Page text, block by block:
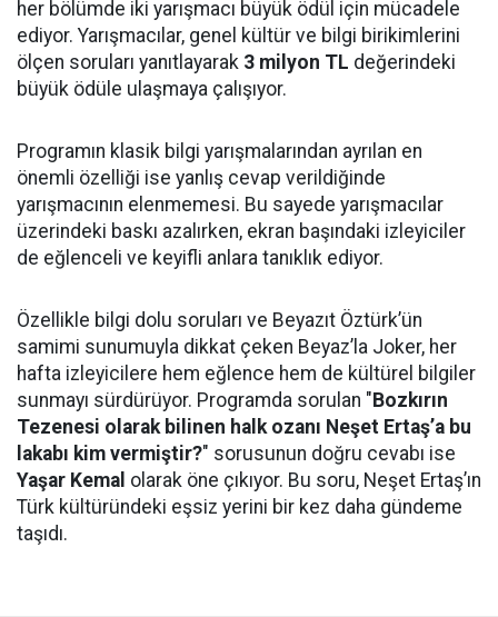
her bölümde iki yarışmacı büyük ödül için mücadele
ediyor. Yarışmacılar, genel kültür ve bilgi birikimlerini
ölçen soruları yanıtlayarak 3 milyon TL değerindeki
büyük ödüle ulaşmaya çalışıyor.
Programın klasik bilgi yarışmalarından ayrılan en
önemli özelliği ise yanlış cevap verildiğinde
yarışmacının elenmemesi. Bu sayede yarışmacılar
üzerindeki baskı azalırken, ekran başındaki izleyiciler
de eğlenceli ve keyifli anlara tanıklık ediyor.
Özellikle bilgi dolu soruları ve Beyazıt Öztürk’ün
samimi sunumuyla dikkat çeken Beyaz’la Joker, her
hafta izleyicilere hem eğlence hem de kültürel bilgiler
sunmayı sürdürüyor. Programda sorulan " Bozkırın
Tezenesi olarak bilinen halk ozanı Neşet Ertaş’a bu
lakabı kim vermiştir?" sorusunun doğru cevabı ise
Yaşar Kemal olarak öne çıkıyor. Bu soru, Neşet Ertaş’ın
Türk kültüründeki eşsiz yerini bir kez daha gündeme
taşıdı.